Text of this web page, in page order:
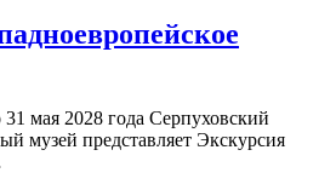
мая 2028 года Серпуховский
музей представляет Экскурсия